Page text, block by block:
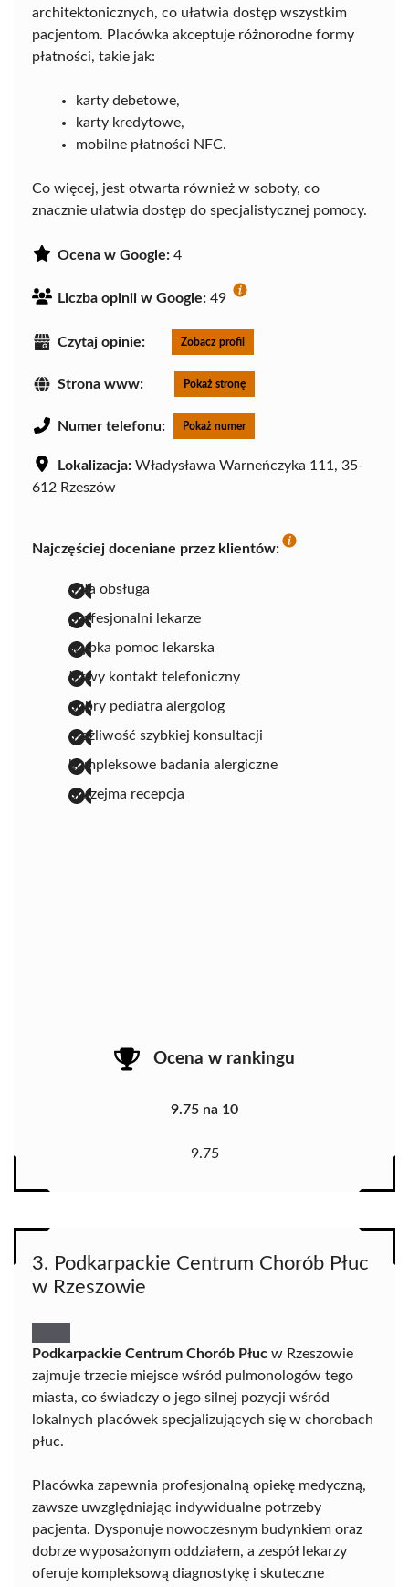
architektonicznych, co ułatwia dostęp wszystkim
pacjentom. Placówka akceptuje różnorodne formy
płatności, takie jak:
karty debetowe,
karty kredytowe,
mobilne płatności NFC.
Co więcej, jest otwarta również w soboty, co
znacznie ułatwia dostęp do specjalistycznej pomocy.
Ocena w Google: 4
Liczba opinii w Google: 49
Czytaj opinie: Zobacz profil
Strona www: Pokaż stronę
Numer telefonu: Pokaż numer
Lokalizacja: Władysława Warneńczyka 111, 35-
612 Rzeszów
Najczęściej doceniane przez klientów:
miła obsługa
profesjonalni lekarze
szybka pomoc lekarska
łatwy kontakt telefoniczny
dobry pediatra alergolog
możliwość szybkiej konsultacji
kompleksowe badania alergiczne
uprzejma recepcja
Ocena w rankingu
9.75 na 10
9.75
3. Podkarpackie Centrum Chorób Płuc
w Rzeszowie
Podkarpackie Centrum Chorób Płuc w Rzeszowie
zajmuje trzecie miejsce wśród pulmonologów tego
miasta, co świadczy o jego silnej pozycji wśród
lokalnych placówek specjalizujących się w chorobach
płuc.
Placówka zapewnia profesjonalną opiekę medyczną,
zawsze uwzględniając indywidualne potrzeby
pacjenta. Dysponuje nowoczesnym budynkiem oraz
dobrze wyposażonym oddziałem, a zespół lekarzy
oferuje kompleksową diagnostykę i skuteczne